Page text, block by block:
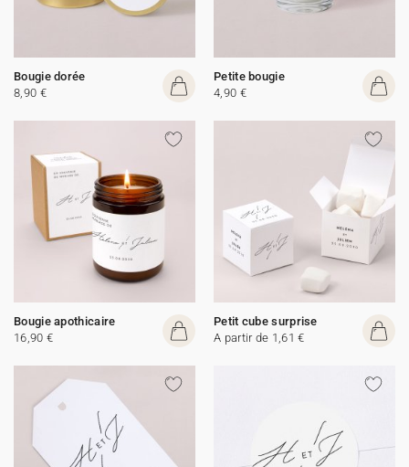
Bougie dorée
8,90 €
Petite bougie
4,90 €
Bougie apothicaire
16,90 €
Petit cube surprise
A partir de 1,61 €